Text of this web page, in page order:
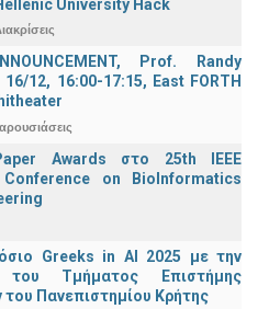
University Hack
Prof. Randy
12, 16:00-17:15, East FORTH
Awards στο 25th IEEE
Conference on BioInformatics
Greeks in AI 2025 με την
του Τμήματος Επιστήμης
Πανεπιστημίου Κρήτης